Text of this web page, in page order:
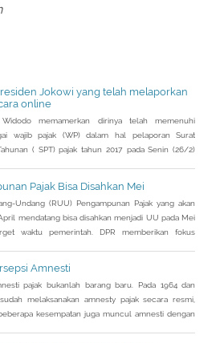
Jokowi yang telah melaporkan
online
memamerkan dirinya telah memenuhi
wajib pajak (WP) dalam hal pelaporan Surat
( SPT) pajak tahun 2017 pada Senin (26/2)
Pajak Bisa Disahkan Mei
Undang (RUU) Pengampunan Pajak yang akan
mendatang bisa disahkan menjadi UU pada Mei
waktu pemerintah. DPR memberikan fokus
2016.
Amnesti
pajak bukanlah barang baru. Pada 1964 dan
melaksanakan amnesty pajak secara resmi,
kesempatan juga muncul amnesti dengan